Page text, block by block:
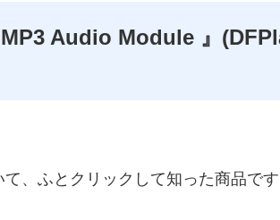
MP3 Audio Module 』
、ふとクリックして知った商品です